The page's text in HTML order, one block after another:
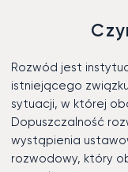
Rozwód jest
istniejącego
sytuacji, w której
Dopuszczalność
wystąpienia
rozwodowy, który